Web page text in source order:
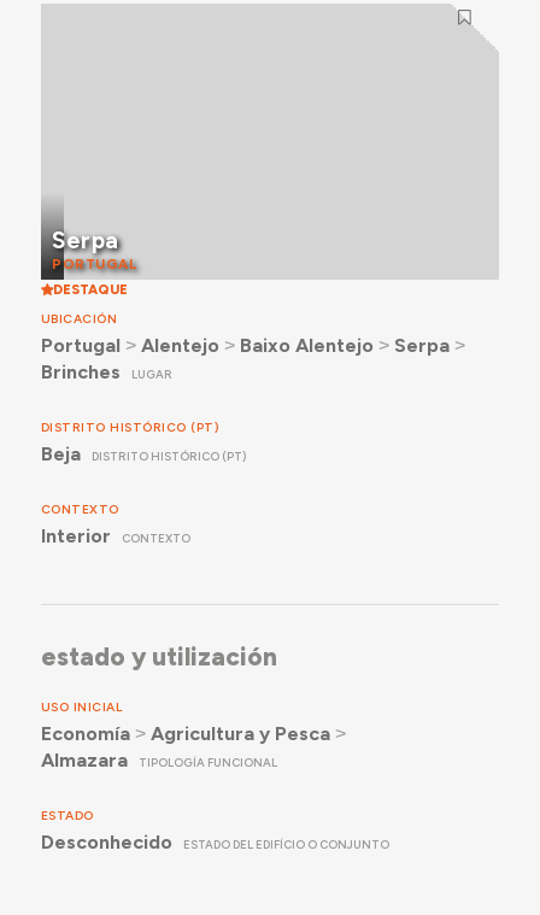
Serpa
PORTUGAL
DESTAQUE
UBICACIÓN
Portugal ˃ Alentejo ˃ Baixo Alentejo ˃ Serpa˃
Brinches
LUGAR
DISTRITO HISTÓRICO (PT)
Beja DISTRITO HISTÓRICO (PT)
CONTEXTO
Interior CONTEXTO
estado y utilización
USO INICIAL
Economía˃ Agricultura y Pesca˃
Almazara
TIPOLOGÍA FUNCIONAL
ESTADO
Desconhecido ESTADO DEL EDIFÍCIO O CONJUNTO